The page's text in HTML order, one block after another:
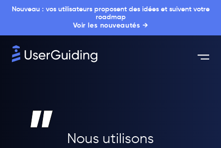
Nouveau : vos utilisateurs proposent des idées et suivent votre
roadmap
Voir les nouveautés →
Nous utilisons